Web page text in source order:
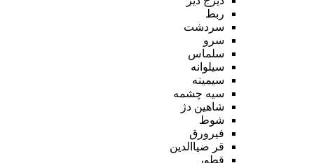
ربط
سردشت
سرو
سلماس
سیلوانه
سیمینه
سیه چشمه
شاهین دژ
شوط
فیرورق
قر ضیاالدین
قطور